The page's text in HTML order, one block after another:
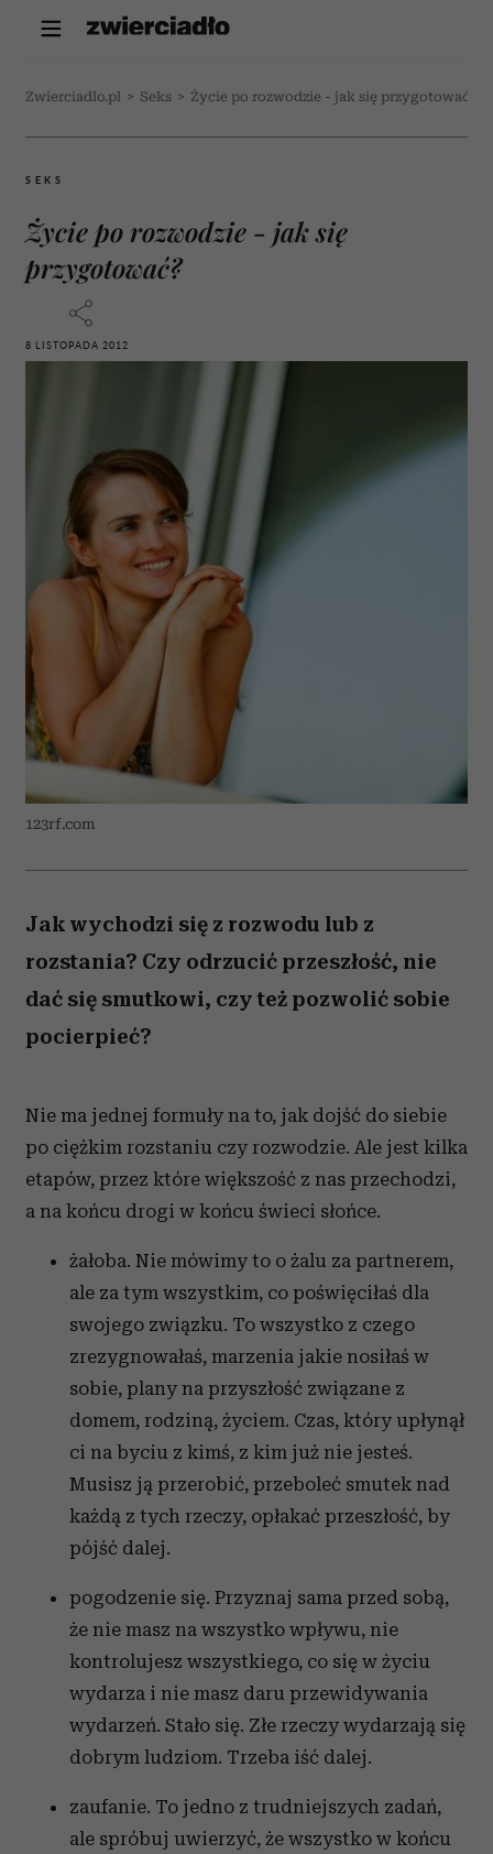
Zwierciadlo.pl > Seks > Życie po rozwodzie - jak się przygotować?
SEKS
Życie po rozwodzie - jak się
przygotować?
8 LISTOPADA 2012
123rf.com
Jak wychodzi się z rozwodu lub z
rozstania? Czy odrzucić przeszłość, nie
dać się smutkowi, czy też pozwolić sobie
pocierpieć?
Nie ma jednej formuły na to, jak dojść do siebie
po ciężkim rozstaniu czy rozwodzie. Ale jest kilka
etapów, przez które większość z nas przechodzi,
a na końcu drogi w końcu świeci słońce.
żałoba. Nie mówimy to o żalu za partnerem,
ale za tym wszystkim, co poświęciłaś dla
swojego związku. To wszystko z czego
zrezygnowałaś, marzenia jakie nosiłaś w
sobie, plany na przyszłość związane z
domem, rodziną, życiem. Czas, który upłynął
ci na byciu z kimś, z kim już nie jesteś.
Musisz ją przerobić, przeboleć smutek nad
każdą z tych rzeczy, opłakać przeszłość, by
pójść dalej.
pogodzenie się. Przyznaj sama przed sobą,
że nie masz na wszystko wpływu, nie
kontrolujesz wszystkiego, co się w życiu
wydarza i nie masz daru przewidywania
wydarzeń. Stało się. Złe rzeczy wydarzają się
dobrym ludziom. Trzeba iść dalej.
zaufanie. To jedno z trudniejszych zadań,
ale spróbuj uwierzyć, że wszystko w końcu